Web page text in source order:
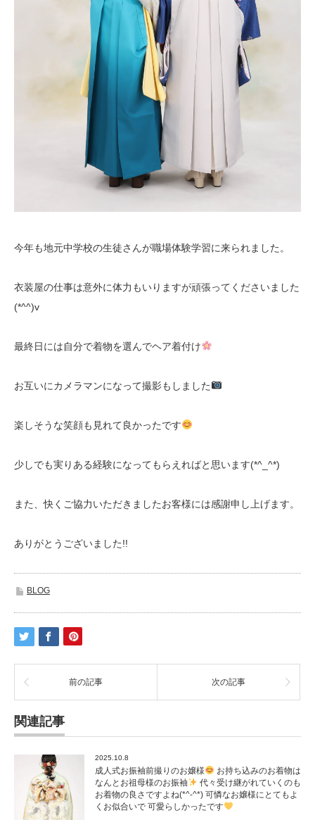
今年も地元中学校の生徒さんが職場体験学習に来られました。
衣装屋の仕事は意外に体力もいりますが頑張ってくださいました
(*^^)v
最終日には自分で着物を選んでヘア着付け
お互いにカメラマンになって撮影もしました
楽しそうな笑顔も見れて良かったです
少しでも実りある経験になってもらえればと思います(*^_^*)
また、快くご協力いただきましたお客様には感謝申し上げます。
ありがとうございました!!
BLOG
前の記事 次の記事
関連記事
2025.10.8
成人式お振袖前撮りのお嬢様
お持ち込みのお着物は
なんとお祖母様のお振袖
代々受け継がれていくのも
お着物の良さですよね(*^-^*) 可憐なお嬢様にとてもよ
くお似合いで 可愛らしかったです